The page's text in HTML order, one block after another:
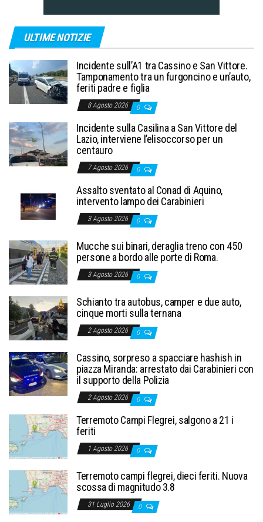
ULTIME NOTIZIE
Incidente sull’A1 tra Cassino e San Vittore.
Tamponamento tra un furgoncino e un’auto,
feriti padre e figlia
8 Agosto 2026 0
Incidente sulla Casilina a San Vittore del
Lazio, interviene l’elisoccorso per un
centauro
7 Agosto 2026 0
Assalto sventato al Conad di Aquino,
intervento lampo dei Carabinieri
3 Agosto 2026 0
Mucche sui binari, deraglia treno con 450
persone a bordo alle porte di Roma.
3 Agosto 2026 0
Schianto tra autobus, camper e due auto,
cinque morti sulla ternana
2 Agosto 2026 0
Cassino, sorpreso a spacciare hashish in
piazza Miranda: arrestato dai Carabinieri con
il supporto della Polizia
2 Agosto 2026 0
Terremoto Campi Flegrei, salgono a 21 i
feriti
1 Agosto 2026 0
Terremoto campi flegrei, dieci feriti. Nuova
scossa di magnitudo 3.8
31 Luglio 2026 0